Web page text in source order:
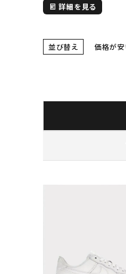
詳細を見る
並び替え 価格が安